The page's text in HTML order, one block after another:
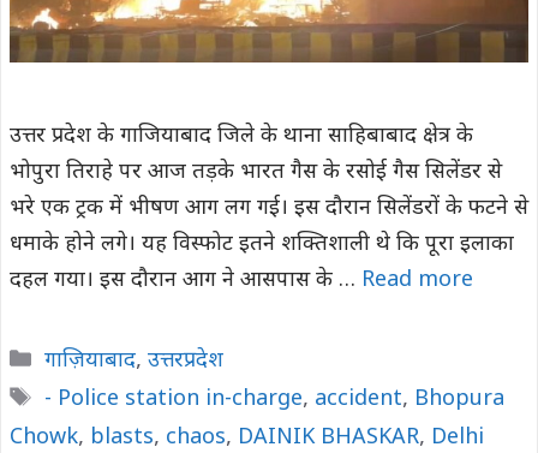
उत्तर प्रदेश के गाजियाबाद जिले के थाना साहिबाबाद क्षेत्र के
भोपुरा तिराहे पर आज तड़के भारत गैस के रसोई गैस सिलेंडर से
भरे एक ट्रक में भीषण आग लग गई। इस दौरान सिलेंडरों के फटने से
धमाके होने लगे। यह विस्फोट इतने शक्तिशाली थे कि पूरा इलाका
दहल गया। इस दौरान आग ने आसपास के … Read more
Categories
गाज़ियाबाद, उत्तरप्रदेश
Tags
- Police station in-charge, accident, Bhopura
Chowk, blasts, chaos, DAINIK BHASKAR, Delhi